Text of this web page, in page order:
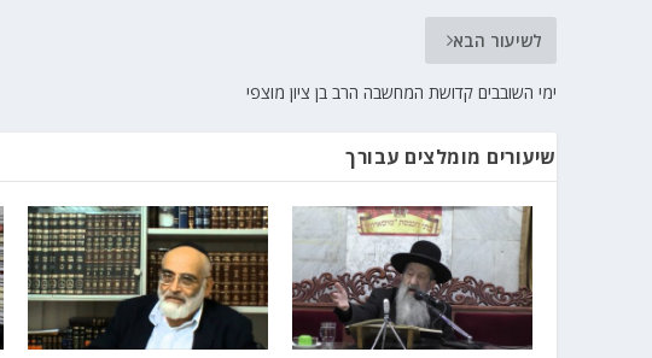
לשיעור הבא
ימי השובבים קדושת המחשבה הרב בן ציון מוצפי
שיעורים מומלצים עבורך